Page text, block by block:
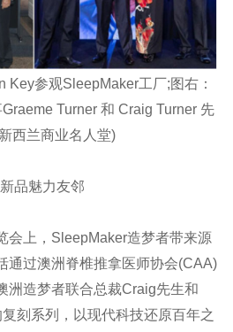
Key参观SleepMaker工厂;图右：
Turner 和 Craig Turner 先
西兰商业名人堂)
品魅力友邻
会上，SleepMaker造梦者带来源
通过澳洲脊椎推拿医师协会(CAA)
洲造梦者联合总裁Craig先生和
刻系列，以现代科技还原百年之